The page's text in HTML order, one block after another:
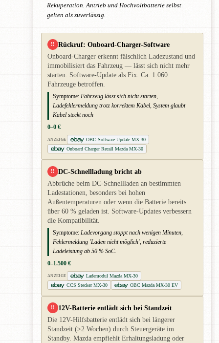
Rekuperation. Antrieb und Hochvoltbatterie selbst
gelten als zuverlässig.
!! Rückruf: Onboard-Charger-Software
Onboard-Charger erkennt fälschlich Ladezustand und
immobilisiert das Fahrzeug — lässt sich nicht mehr
starten. Software-Update als Fix. Ca. 1.060
Fahrzeuge betroffen.
Symptome: Fahrzeug lässt sich nicht starten,
Ladefehlermeldung trotz korrektem Kabel, System glaubt
Kabel steckt noch
0–0 €
ANZEIGE
OBC Software Update MX-30
Onboard Charger Recall Mazda MX-30
!! DC-Schnellladung bricht ab
Abbrüche beim DC-Schnellladen an bestimmten
Ladestationen, besonders bei hohen
Außentemperaturen oder wenn die Batterie bereits
über 60 % geladen ist. Software-Updates verbessern
die Kompatibilität.
Symptome: Ladevorgang stoppt nach wenigen Minuten,
Fehlermeldung 'Laden nicht möglich', reduzierte
Ladeleistung ab 50 % SoC.
0–1.500 €
ANZEIGE
Lademodul Mazda MX-30
CCS Stecker MX-30
OBC Mazda MX-30 EV
!! 12V-Batterie entlädt sich bei Standzeit
Die 12V-Hilfsbatterie entlädt sich bei längerer
Standzeit (>2 Wochen) durch Steuergeräte im
Standby. Mazda empfiehlt Erhaltungsladung oder